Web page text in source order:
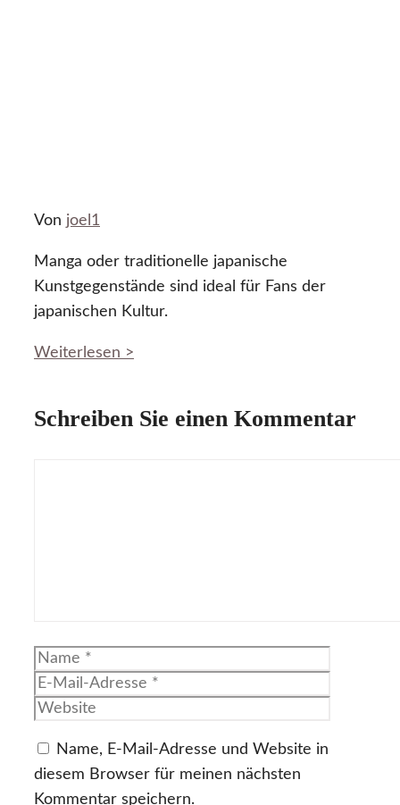
Von joel1
Manga oder traditionelle japanische
Kunstgegenstände sind ideal für Fans der
japanischen Kultur.
Weiterlesen >
Schreiben Sie einen Kommentar
Name
Name, E-Mail-Adresse und Website in
diesem Browser für meinen nächsten
Kommentar speichern.